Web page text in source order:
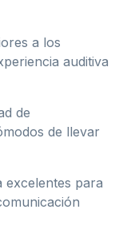
a los
auditiva
de
de llevar
excelentes para